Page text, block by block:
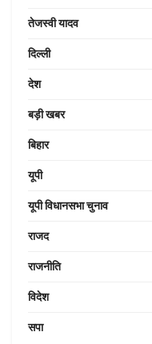
तेजस्वी यादव
दिल्ली
देश
बड़ी खबर
बिहार
यूपी
यूपी विधानसभा चुनाव
राजद
राजनीति
विदेश
सपा